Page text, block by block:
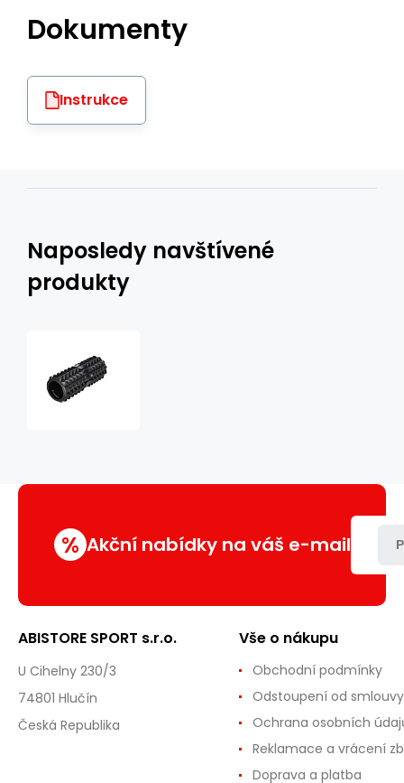
Dokumenty
Instrukce
Naposledy navštívené
produkty
% Akční nabídky na váš e-mail
ABISTORE SPORT s.r.o.
U Cihelny 230/3
74801 Hlučín
Česká Republika
Vše o nákupu
Obchodní podmínky
Odstoupení od smlouvy
Ochrana osobních
Reklamace a vrácení
Doprava a platba